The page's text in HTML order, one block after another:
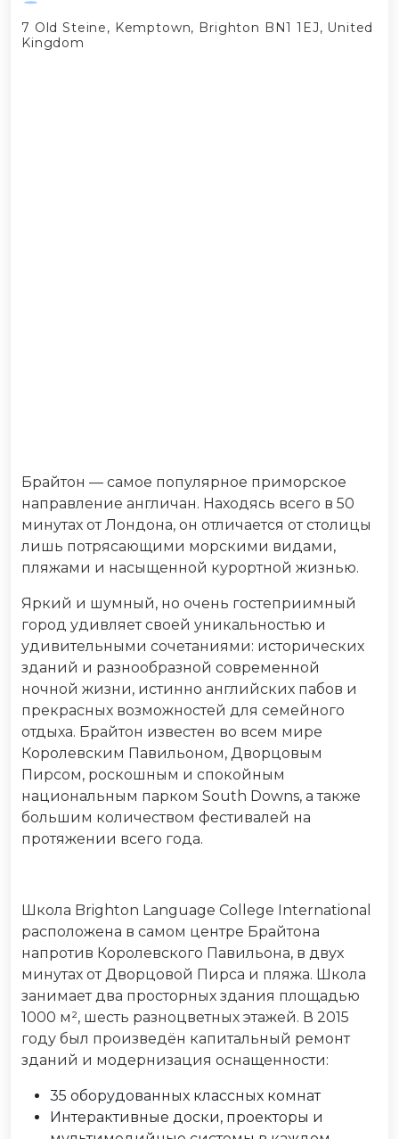
7 Old Steine, Kemptown, Brighton BN1 1EJ, United
Kingdom
Брайтон — самое популярное приморское
направление англичан. Находясь всего в 50
минутах от Лондона, он отличается от столицы
лишь потрясающими морскими видами,
пляжами и насыщенной курортной жизнью.
Яркий и шумный, но очень гостеприимный
город удивляет своей уникальностью и
удивительными сочетаниями: исторических
зданий и разнообразной современной
ночной жизни, истинно английских пабов и
прекрасных возможностей для семейного
отдыха. Брайтон известен во всем мире
Королевским Павильоном, Дворцовым
Пирсом, роскошным и спокойным
национальным парком South Downs, а также
большим количеством фестивалей на
протяжении всего года.
Школа Brighton Language College International
расположена в самом центре Брайтона
напротив Королевского Павильона, в двух
минутах от Дворцовой Пирса и пляжа. Школа
занимает два просторных здания площадью
1000 м², шесть разноцветных этажей. В 2015
году был произведён капитальный ремонт
зданий и модернизация оснащенности:
35 оборудованных классных комнат
Интерактивные доски, проекторы и